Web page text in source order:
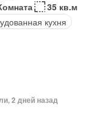
35 кв.м
кухня
2 дней назад